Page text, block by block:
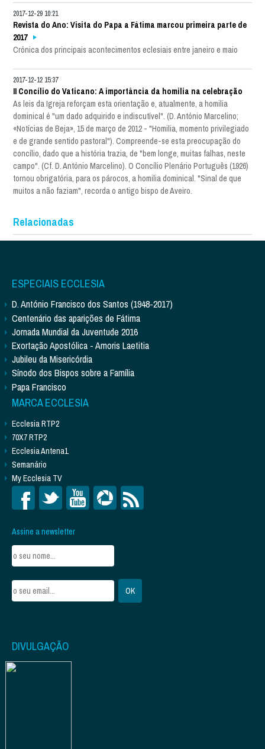
2017-12-29 10:21
Revista do Ano: Visita do Papa a Fátima marcou primeira parte de
2017
Crónica dos principais acontecimentos eclesiais entre janeiro e maio
2017-12-12 15:37
II Concílio do Vaticano: A importância da homilia na celebração
As leis da Igreja reforçam esta orientação e, atualmente, a homilia
dominical é "um dado adquirido e indiscutível". (D. António Marcelino;
«Notícias de Beja», 15 de março de 2012 - "Homilia, momento privilegiado
e de grande sentido pastoral"). Compreende-se esta preocupação do
concílio, dado que a história trazia, de "bem longe, muitas falhas, neste
campo". (Cf. D. António Marcelino). O Concílio Plenário Português (1926)
tornou obrigatória, para os párocos, a homilia dominical. "Sinal de que
muitos a não faziam", recorda o antigo bispo de Aveiro.
Relacionadas
ESPECIAIS ECCLESIA
D. António Francisco dos Santos (1948-2017)
Centenário das aparições de Fátima
Jornada Mundial da Juventude 2016
Exortação Apostólica - Amoris Laetitia
Jubileu da Misericórdia
Sínodo dos Bispos sobre a Família
Papa Francisco
MARCA ECCLESIA
Ecclesia RTP2
70X7 RTP2
Ecclesia Antena1
Semanário
My Ecclesia TV
Assine a newsletter
DIVULGAÇÃO